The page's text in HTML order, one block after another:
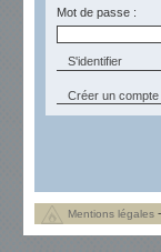
Mot de passe :
Créer un compte
Mentions légales